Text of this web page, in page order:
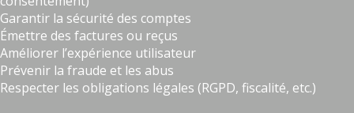
Garantir la sécurité des comptes
Émettre des factures ou reçus
Améliorer l’expérience utilisateur
Prévenir la fraude et les abus
Respecter les obligations légales (RGPD, fiscalité, etc.)